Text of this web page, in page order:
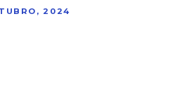
2024